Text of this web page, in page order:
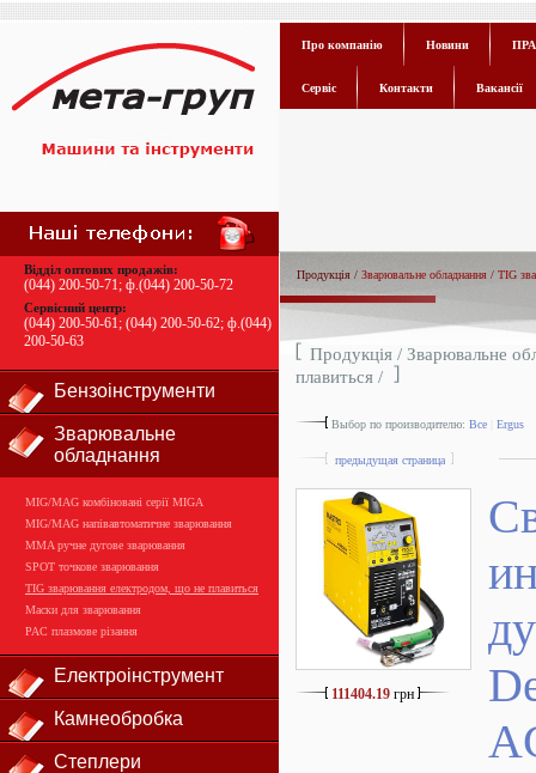
Відділ оптових продажів:
(044) 200-50-71; ф.(044) 200-50-72
Сервісний центр:
(044) 200-50-61; (044) 200-50-62; ф.(044)
200-50-63
Бензоінструменти
Зварювальне
обладнання
MIG/MAG комбіновані серії MIGA
MIG/MAG напівавтоматичне зварювання
MMA ручне дугове зварювання
SPOT точкове зварювання
TIG зварювання електродом, що не плавиться
Маски для зварювання
PAC плазмове різання
Електроінструмент
Камнеобробка
Степлери
Про компанію Новини
Сервіс Контакти Вакансії
Продукція / Зварювальне обладнання / TIG
Продукція / Зварювальне
плавиться /
Выбор по производителю: Все Ergus
предыдущая страница
111404.19 грн